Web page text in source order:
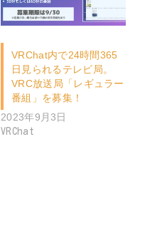
VRChat内で24時間365
日見られるテレビ局。
VRC放送局「レギュラー
番組」を募集！
2023年9月3日
VRChat